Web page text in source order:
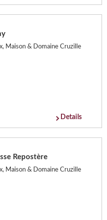
Maison & Domaine Cruzille
Details
Repostère
Maison & Domaine Cruzille